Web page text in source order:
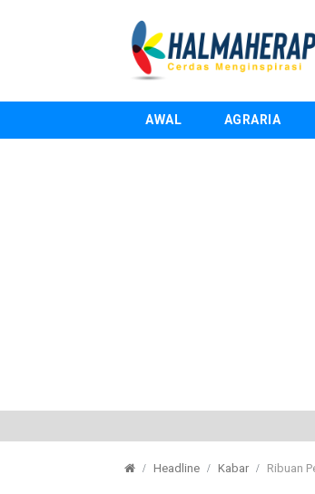
AWAL AGRARIA
Headline Kabar Ribuan